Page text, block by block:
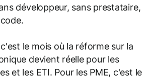
développeur, sans prestataire,
le mois où la réforme sur la
devient réelle pour les
et les ETI. Pour les PME, c'est le